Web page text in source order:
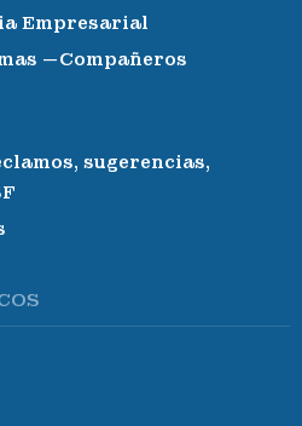
Empresarial
—Compañeros
sugerencias,